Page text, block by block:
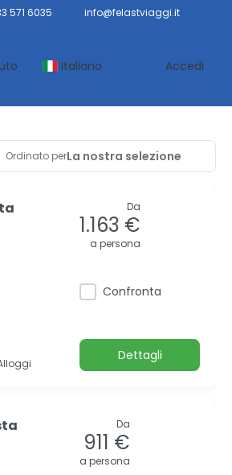
571 6035 info@felastviaggi.it
Italiano Accedi
Ordinato perLa nostra selezione
Da
1.163 €
a persona
Confronta
Dettagli
Da
911 €
a persona